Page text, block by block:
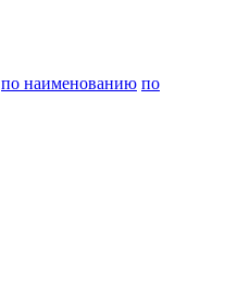
по наименованию по